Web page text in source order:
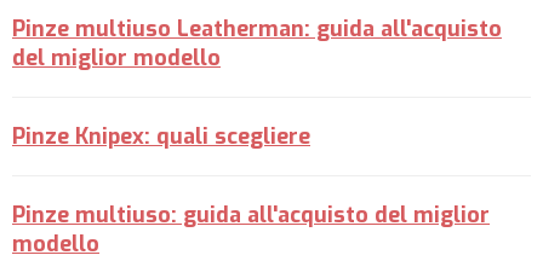
Pinze multiuso Leatherman: guida all'acquisto
del miglior modello
Pinze Knipex: quali scegliere
Pinze multiuso: guida all'acquisto del miglior
modello